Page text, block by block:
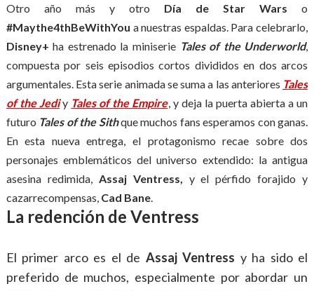
Otro año más y otro Día de Star Wars o
#Maythe4thBeWithYou a nuestras espaldas. Para celebrarlo,
Disney+ ha estrenado la miniserie Tales of the Underworld,
compuesta por seis episodios cortos divididos en dos arcos
argumentales. Esta serie animada se suma a las anteriores Tales
of the Jediy Tales of the Empire, y deja la puerta abierta a un
futuro Tales of the Sithque muchos fans esperamos con ganas.
En esta nueva entrega, el protagonismo recae sobre dos
personajes emblemáticos del universo extendido: la antigua
asesina redimida, Assaj Ventress, y el pérfido forajido y
cazarrecompensas, Cad Bane.
La redención de Ventress
El primer arco es el de Assaj Ventress y ha sido el
preferido de muchos, especialmente por abordar un